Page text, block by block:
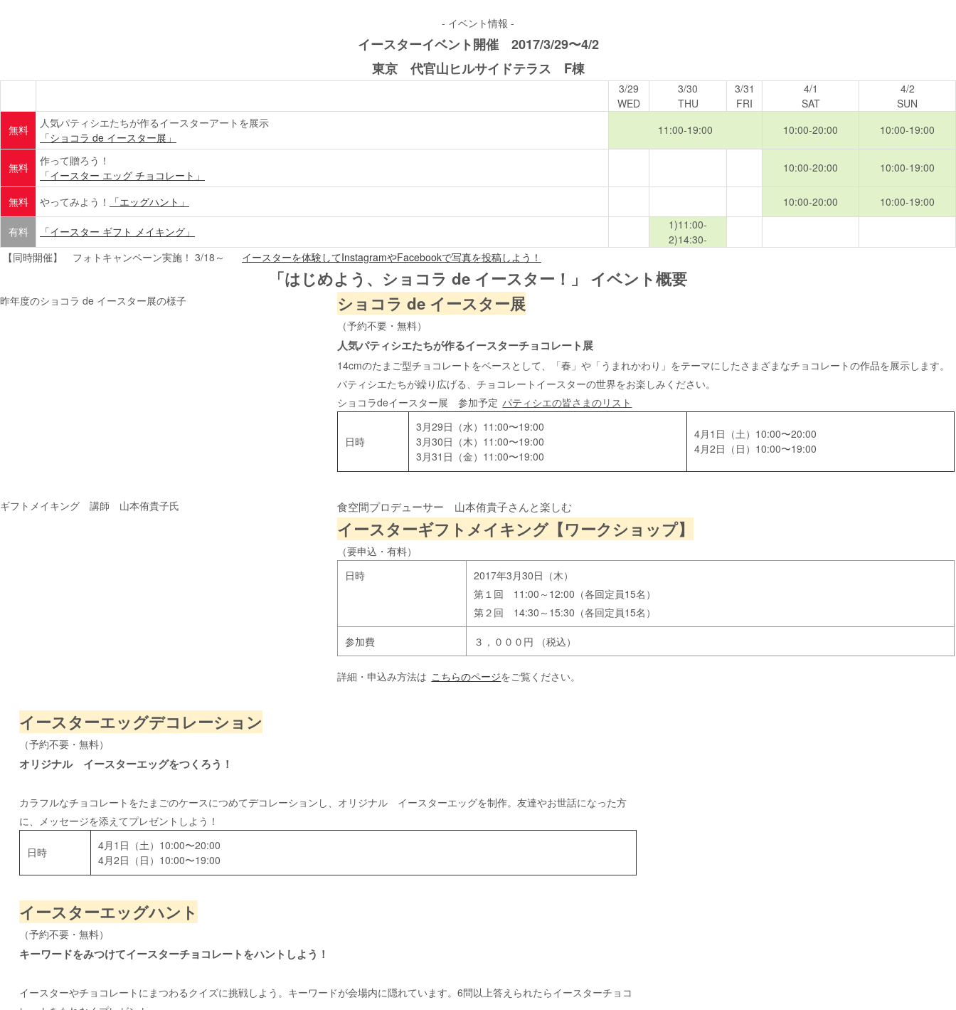
- イベント情報 -
イースターイベント開催 2017/3/29〜4/2
東京 代官山ヒルサイドテラス F棟
3/29
WED
3/30
THU
3/31
FRI
4/1
SAT
4/2
SUN
無料
人気パティシエたちが作るイースターアートを展示
「ショコラ de イースター展」
11:00-19:00 10:00-20:00 10:00-19:00
無料
作って贈ろう！
「イースター エッグ チョコレート」
10:00-20:00 10:00-19:00
無料 やってみよう！ 「エッグハント」 10:00-20:00 10:00-19:00
有料 「イースター ギフト メイキング」
1)11:00-
2)14:30-
【同時開催】 フォトキャンペーン実施！ 3/18～
イースターを体験してInstagramやFacebookで写真を投稿しよう！
「はじめよう、ショコラ de イースター！」 イベント概要
昨年度のショコラ de イースター展の様子 ショコラ de イースター展
（予約不要・無料）
人気パティシエたちが作るイースターチョコレート展
14cmのたまご型チョコレートをベースとして、「春」や「うまれかわり」をテーマにしたさまざまなチョコレートの作品を展示します。
パティシエたちが繰り広げる、チョコレートイースターの世界をお楽しみください。
ショコラdeイースター展 参加予定 パティシエの皆さまのリスト
日時
3月29日（水）11:00〜19:00
3月30日（木）11:00〜19:00
3月31日（金）11:00〜19:00
4月1日（土）10:00〜20:00
4月2日（日）10:00〜19:00
ギフトメイキング 講師 山本侑貴子氏 食空間プロデューサー 山本侑貴子さんと楽しむ
イースターギフトメイキング【ワークショップ】
（要申込・有料）
日時
2017年3 月30日（木）
第１回 11:00～ 12:00（各回定員15名）
第２回 14:30 ～ 15:30（各回定員15名）
参加費 ３，０００円 （税込）
詳細・申込み方法は こちらのページをご覧ください。
イースターエッグデコレーション
（予約不要・無料）
オリジナル イースターエッグをつくろう！
カラフルなチョコレートをたまごのケースにつめてデコレーションし、オリジナル イースターエッグを制作。友達やお世話になった方
に、メッセージを添えてプレゼントしよう！
日時
4月1日（土）10:00〜20:00
4月2日（日）10:00〜19:00
イースターエッグハント
（予約不要・無料）
キーワードをみつけてイースターチョコレートをハントしよう！
イースターやチョコレートにまつわるクイズに挑戦しよう。キーワードが会場内に隠れています。6問以上答えられたらイースターチョコ